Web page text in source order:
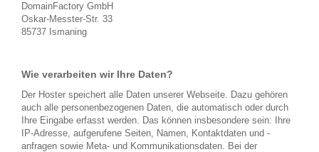
DomainFactory GmbH
Oskar-Messter-Str. 33
85737 Ismaning
Wie verarbeiten wir Ihre Daten?
Der Hoster speichert alle Daten unserer Webseite. Dazu gehören
auch alle personenbezogenen Daten, die automatisch oder durch
Ihre Eingabe erfasst werden. Das können insbesondere sein: Ihre
IP-Adresse, aufgerufene Seiten, Namen, Kontaktdaten und -
anfragen sowie Meta- und Kommunikationsdaten. Bei der